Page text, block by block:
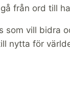
från ord till
som vill bidra
nytta för